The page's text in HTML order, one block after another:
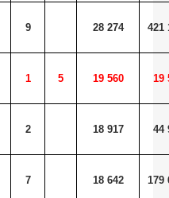
9 28 274 421
1 5 19 560 19
2 18 917 44
7 18 642 179